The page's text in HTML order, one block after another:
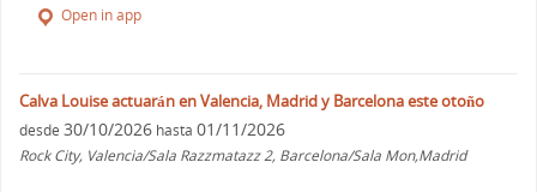
Open in app
Calva Louise actuarán en Valencia, Madrid y Barcelona este otoño
desde 30/10/2026 hasta 01/11/2026
Rock City, Valencia/Sala Razzmatazz 2, Barcelona/Sala Mon,Madrid